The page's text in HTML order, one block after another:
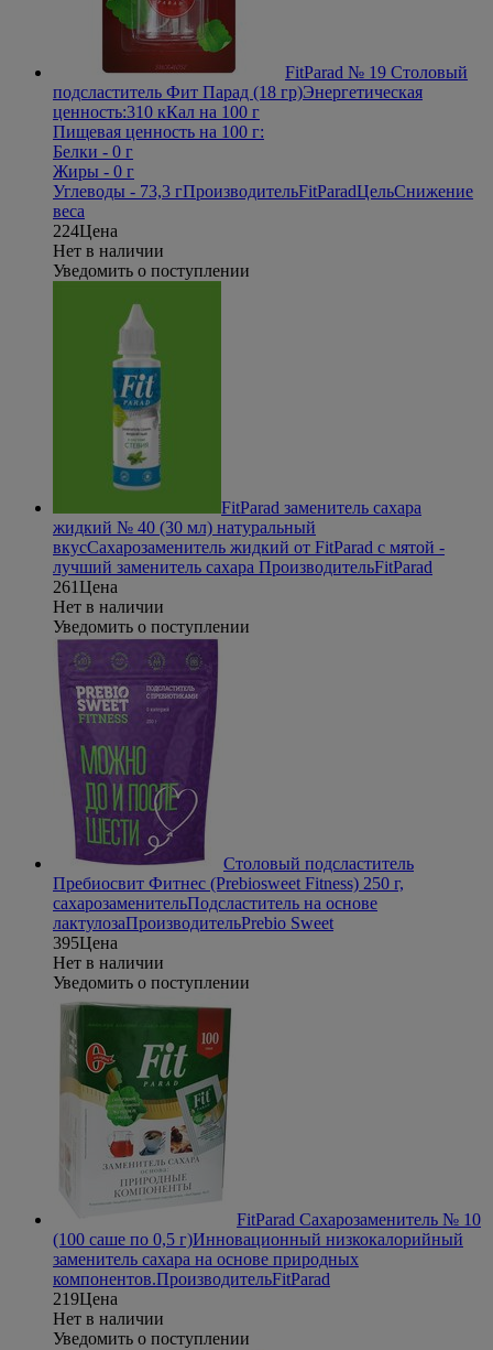
FitParad № 19 Столовый
подсластитель Фит Парад (18 гр)Энергетическая
ценность:310 кКал на 100 г
Пищевая ценность на 100 г:
Белки - 0 г
Жиры - 0 г
Углеводы - 73,3 гПроизводительFitParadЦельСнижение
веса
224Цена
Нет в наличии
Уведомить о поступлении
FitParad заменитель сахара
жидкий № 40 (30 мл) натуральный
вкусСахарозаменитель жидкий от FitParad с мятой -
лучший заменитель сахара ПроизводительFitParad
261Цена
Нет в наличии
Уведомить о поступлении
Столовый подсластитель
Пребиосвит Фитнес (Prebiosweet Fitness) 250 г,
сахарозаменительПодсластитель на основе
лактулозаПроизводительPrebio Sweet
395Цена
Нет в наличии
Уведомить о поступлении
FitParad Сахарозаменитель № 10
(100 саше по 0,5 г)Инновационный низкокалорийный
заменитель сахара на основе природных
компонентов.ПроизводительFitParad
219Цена
Нет в наличии
Уведомить о поступлении